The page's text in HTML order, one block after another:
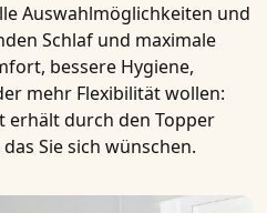
Auswahlmöglichkeiten und
Schlaf und maximale
bessere Hygiene,
mehr Flexibilität wollen:
erhält durch den Topper
Sie sich wünschen.